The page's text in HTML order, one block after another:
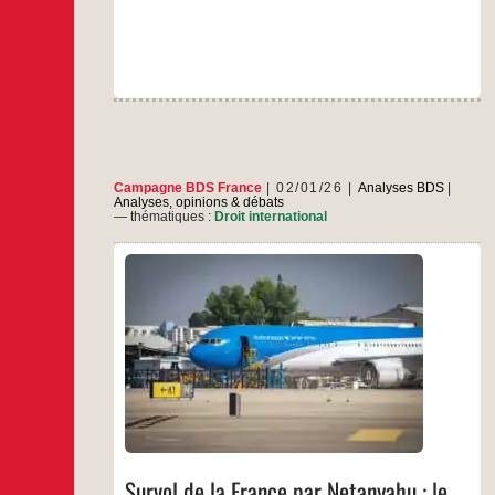
Campagne BDS France 02/01/26 Analyses BDS|
Analyses, opinions & débats
— thématiques : Droit international
Selon les données du site Flight Radar, ce 28
décembre 2025, Benyamin Netanyahu, Premier
ministre israélien, visé par un mandat d’arrêt
délivré par la Cour pénale internationale (CPI) le
21 novembre 2024, a survolé la France à bord
du « Wings of Zion » pour se rendre en Floride
et participer à une
…
Survol
la
France
par